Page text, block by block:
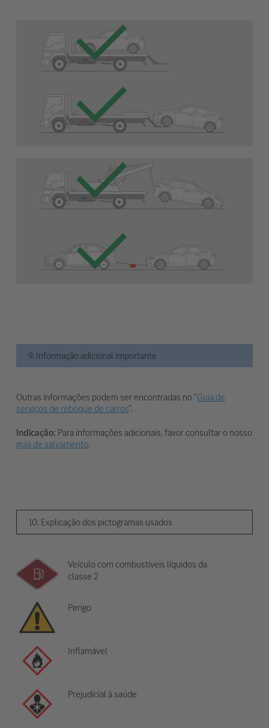
9. Informação adicional importante
Outras informações podem ser encontradas no "Guia de
serviços de reboque de carros".
Indicação: Para informações adicionais, favor consultar o nosso
guia de salvamento.
10. Explicação dos pictogramas usados
Veículo com combustíveis líquidos da
classe 2
Perigo
Inflamável
Prejudicial à saúde